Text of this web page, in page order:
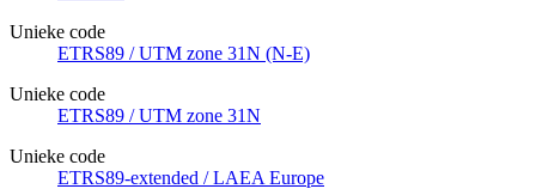
Unieke code
ETRS89 / UTM zone 31N (N-E)
Unieke code
ETRS89 / UTM zone 31N
Unieke code
ETRS89-extended / LAEA Europe